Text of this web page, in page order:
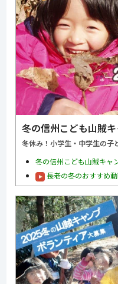
冬の信州こども山賊
冬休み！小学生・中学生の子
冬の信州こども山賊キャ
長老の冬のおすすめ動